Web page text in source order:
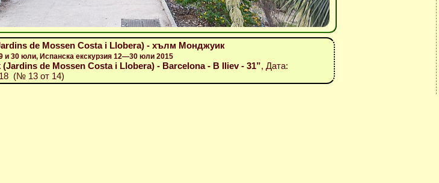
de Mossen Costa i Llobera) - хълм Монджуик
и 30 юли, Испанска екскурзия 12—30 юли 2015
de Mossen Costa i Llobera) - Barcelona - B Iliev - 31”, Дата:
(№ 13 от 14)